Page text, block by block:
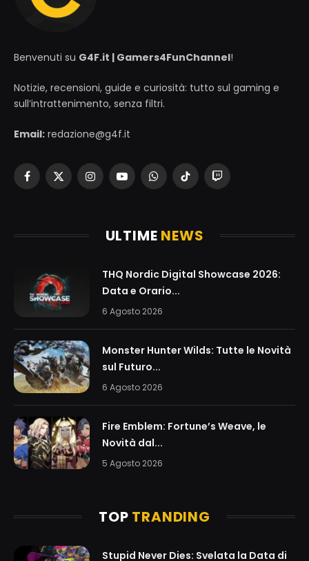
Benvenuti su G4F.it | Gamers4FunChannel!
Notizie, recensioni, guide e curiosità: tutto sul gaming e
sull’intrattenimento, senza filtri.
Email: redazione@g4f.it
Facebook
X
InstagramYouTubeWhatsAppTikTokTwitch
ULTIME NEWS
THQ Nordic Digital Showcase 2026:
Data e Orario...
6 Agosto 2026
Monster Hunter Wilds: Tutte le Novità
sul Futuro...
6 Agosto 2026
Fire Emblem: Fortune’s Weave, le
Novità dal...
5 Agosto 2026
TOP TRANDING
Stupid Never Dies: Svelata la Data di